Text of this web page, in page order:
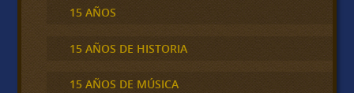
15 AÑOS
15 AÑOS DE HISTORIA
15 AÑOS DE MÚSICA